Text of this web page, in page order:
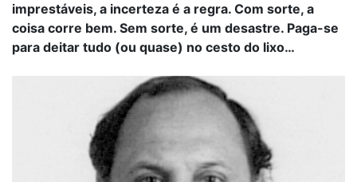
imprestáveis, a incerteza é a regra. Com sorte, a
coisa corre bem. Sem sorte, é um desastre. Paga-se
para deitar tudo (ou quase) no cesto do lixo…